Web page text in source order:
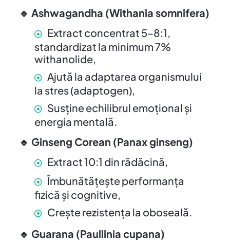
🔹 Ashwagandha (Withania somnifera)
Extract concentrat 5–8:1,
standardizat la minimum 7%
withanolide,
Ajută la adaptarea organismului
la stres (adaptogen),
Susține echilibrul emoțional și
energia mentală.
🔹 Ginseng Corean (Panax ginseng)
Extract 10:1 din rădăcină,
Îmbunătățește performanța
fizică și cognitive,
Crește rezistența la oboseală.
🔹 Guarana (Paullinia cupana)